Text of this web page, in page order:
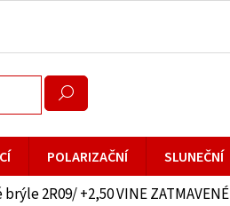
POLARIZAČNÍ SLUNEČNÍ
2R09/ +2,50 VINE ZATMAVENÉ